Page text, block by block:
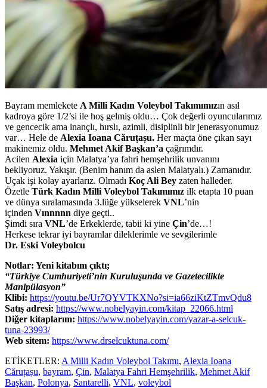
Bayram memlekete A Milli Kadın Voleybol Takımımızın asıl
kadroya göre 1/2’si ile hoş gelmiş oldu… Çok değerli oyuncularımız
ve gencecik ama inançlı, hırslı, azimli, disiplinli bir jenerasyonumuz
var… Hele de Alexia Ioana Căruțașu. Her maçta öne çıkan sayı
makinemiz oldu. Mehmet Akif Başkan’a çağrımdır.
Acilen Alexia için Malatya’ya fahri hemşehrilik unvanını
bekliyoruz. Yakışır. (Benim hanım da aslen Malatyalı.) Zamanıdır.
Uçak işi kolay ayarlarız. Olmadı Koç Ali Bey zaten halleder.
Özetle Türk Kadın Milli Voleybol Takımımız ilk etapta 10 puan
ve dünya sıralamasında 3.lüğe yükselerek VNL’nin
içinden Vınnnnn diye geçti..
Şimdi sıra VNL’de Erkeklerde, tabii ki yine Çin’de…!
Herkese tekrar iyi bayramlar dileklerimle ve sevgilerimle
Dr. Eski Voleybolcu
Notlar: Yeni kitabım çıktı;
“Türkiye Cumhuriyeti’nin Kuruluşunda ve Gazetecilikte
Manipülasyon”
Klibi: https://youtu.be/Ur7QYVTKXNo?si=ia66ziKtZTmvQdu8
Satış adresi: https://www.nobelyayin.com/kitap_22066.html
Diğer kitaplarım: https://www.nobelyayin.com/yazar-a-selcuk-
tuna-23993/
Web sitem: https://www.drselcuktuna.com/
ETİKETLER: A Milli Kadın Voleybol Takımı, Alexia Ioana
Căruțașu, bayram, Çin, Malatya Fahri Hemşehrilik, Mehmet Akif
Başkan, Polonya, Santarelli, VNL, voleybol